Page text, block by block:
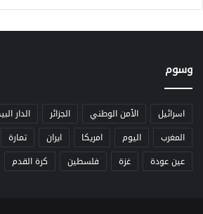
ل
ى
وسوم
اسرائيل الأمن الوطني الجزائر الدار
المغرب
اليوم امريكا ايران تمارة
عين عودة
غزة فلسطين كرة القدم